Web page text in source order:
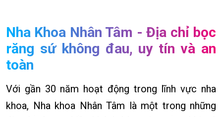
Nha Khoa Nhân Tâm - Địa chỉ bọc
răng sứ không đau, uy tín và an
toàn
Với gần 30 năm hoạt động trong lĩnh vực nha
khoa, Nha khoa Nhân Tâm là một trong những